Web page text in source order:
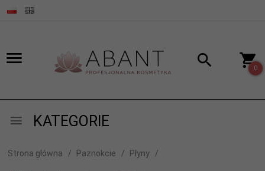
0
KATEGORIE
Strona główna Paznokcie Płyny